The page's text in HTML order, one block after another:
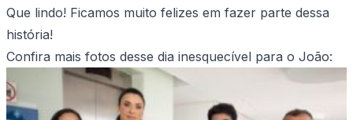
Que lindo! Ficamos muito felizes em fazer parte dessa
história!
Confira mais fotos desse dia inesquecível para o João: